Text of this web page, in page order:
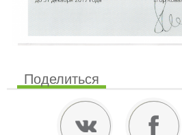
Поделиться